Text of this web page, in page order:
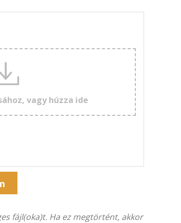
vagy húzza ide
fájl(oka)t. Ha ez megtörtént, akkor